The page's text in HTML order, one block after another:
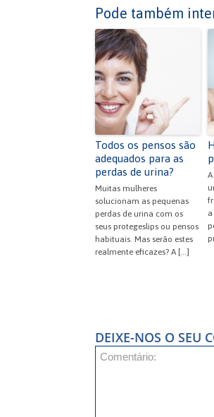
c
e
b
o
o
k
itt er
s
p
Pode também
Todos os pensos são
adequados para as
perdas de urina?
Muitas mulheres
solucionam as pequenas
perdas de urina com os
seus protegeslips ou pensos
habituais. Mas serão estes
realmente eficazes? A […]
DEIXE-NOS O SEU